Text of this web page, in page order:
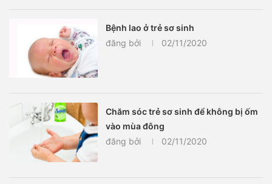
Bệnh lao ở trẻ sơ sinh
đăng bởi
02/11/2020
Chăm sóc trẻ sơ sinh để không bị ốm
vào mùa đông
đăng bởi
02/11/2020